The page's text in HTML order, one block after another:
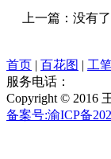
上一篇：没有了
首页 | 百花图 | 工
服务电话：
Copyright © 2016
备案号:渝ICP备